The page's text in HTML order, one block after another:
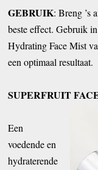
GEBRUIK: Breng ’s
beste effect. Gebruik
Hydrating Face Mist
een optimaal resultaat.
SUPERFRUIT
Een
voedende en
hydraterende